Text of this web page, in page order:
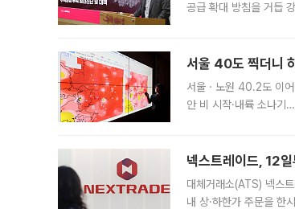
공급 확대 방침을 거듭
서울 40도 찍더니
서울ㆍ노원 40.2도 이
안 비 시작·내륙 소나기
넥스트레이드, 12일
대체거래소(ATS) 넥스
내 상·하한가 주문을 한